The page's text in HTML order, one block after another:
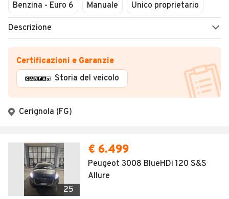
Benzina - Euro 6
Manuale Unico proprietario
Descrizione
Certificazioni e Garanzie
Storia del veicolo
Cerignola (FG)
25
€ 6.499
Peugeot 3008 BlueHDi 120 S&S
Allure